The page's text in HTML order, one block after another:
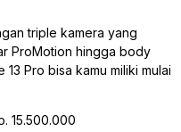
triple kamera yang
ProMotion hingga body
Pro bisa kamu miliki mulai
15.500.000